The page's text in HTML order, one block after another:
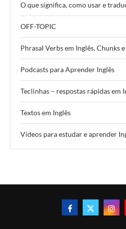
O que significa, como usar e
OFF-TOPIC
Phrasal Verbs em Inglês, Chunks
Podcasts para Aprender Inglês
Teclinhas – respostas rápidas em
Textos em Inglês
Vídeos para estudar e aprender